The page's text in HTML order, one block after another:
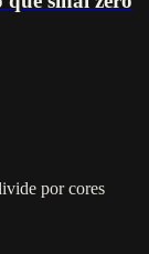
por cores